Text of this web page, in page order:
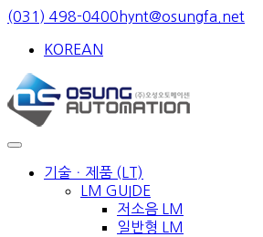
Skip
content
(031) 498-0400 hynt@osungfa.net
KOREAN
기술ㆍ제품 (LT)
LM GUIDE
저소음 LM
일반형 LM